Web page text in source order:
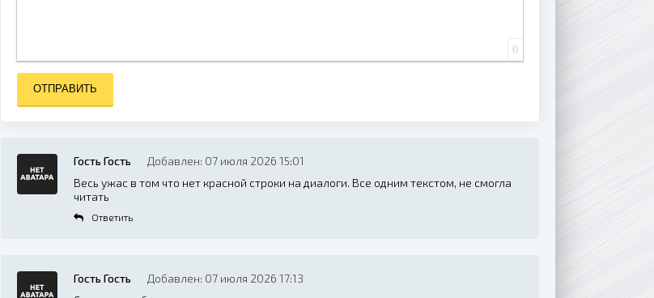
0
ОТПРАВИТЬ
Гость Гость
Добавлен: 07 июля 2026 15:01
Весь ужас в том что нет красной строки на диалоги. Все одним текстом, не смогла
читать
Ответить
Гость Гость
Добавлен: 07 июля 2026 17:13